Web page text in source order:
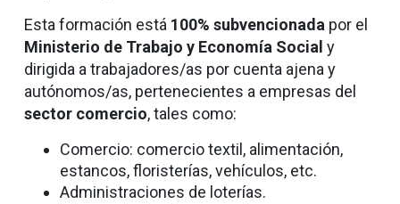
Esta formación está 100% subvencionada por el
Ministerio de Trabajo y Economía Social y
dirigida a trabajadores/as por cuenta ajena y
autónomos/as, pertenecientes a empresas del
sector comercio, tales como:
Comercio: comercio textil, alimentación,
estancos, floristerías, vehículos, etc.
Administraciones de loterías.